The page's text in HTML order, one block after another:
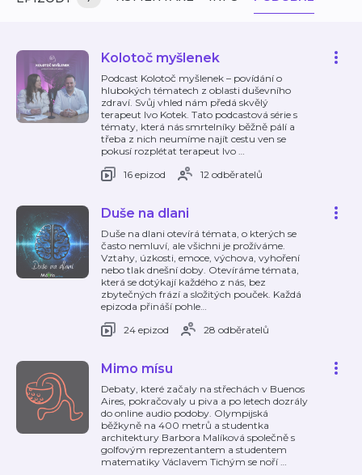
Kolotoč myšlenek
Podcast Kolotoč myšlenek – povídání o
hlubokých tématech z oblasti duševního
zdraví. Svůj vhled nám předá skvělý
terapeut Ivo Kotek. Tato podcastová série s
tématy, která nás smrtelníky běžně pálí a
třeba z nich neumíme najít cestu ven se
pokusí rozplétat terapeut Ivo …
16 epizod
12 odběratelů
Duše na dlani
Duše na dlani otevírá témata, o kterých se
často nemluví, ale všichni je prožíváme.
Vztahy, úzkosti, emoce, výchova, vyhoření
nebo tlak dnešní doby. Otevíráme témata,
která se dotýkají každého z nás, bez
zbytečných frází a složitých pouček. Každá
epizoda přináší pohle…
24 epizod
28 odběratelů
Mimo mísu
Debaty, které začaly na střechách v Buenos
Aires, pokračovaly u piva a po letech dozrály
do online audio podoby. Olympijská
běžkyně na 400 metrů a studentka
architektury Barbora Malíková společně s
golfovým reprezentantem a studentem
matematiky Václavem Tichým se noří …